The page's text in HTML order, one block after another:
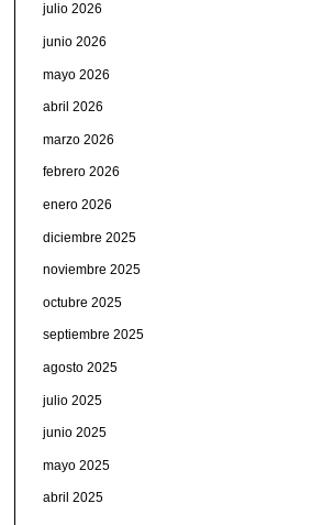
julio 2026
junio 2026
mayo 2026
abril 2026
marzo 2026
febrero 2026
enero 2026
diciembre 2025
noviembre 2025
octubre 2025
septiembre 2025
agosto 2025
julio 2025
junio 2025
mayo 2025
abril 2025